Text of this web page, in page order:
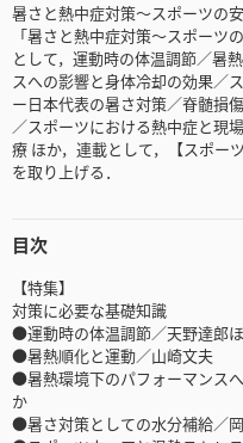
暑さと熱中症対策～スポーツの
「暑さと熱中症対策～スポーツ
として，運動時の体温調節／暑
スへの影響と身体冷却の効果／
ー日本代表の暑さ対策／脊髄損
／スポーツにおける熱中症と現
療 ほか，連載として，【スポー
を取り上げる．
目次
【特集】
対策に必要な基礎知識
●運動時の体温調節／天野達郎
●暑熱順化と運動／山崎文夫
●暑熱環境下のパフォーマンス
か
●暑さ対策としての水分補給／